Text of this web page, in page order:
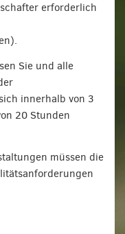
erforderlich
Sie und alle
innerhalb von 3
20 Stunden
müssen die